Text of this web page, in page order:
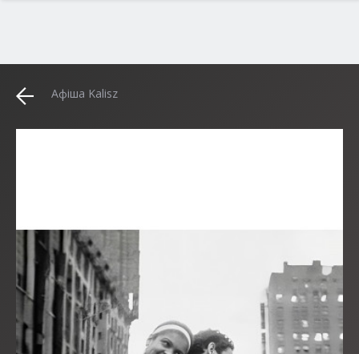
Афіша Kalisz